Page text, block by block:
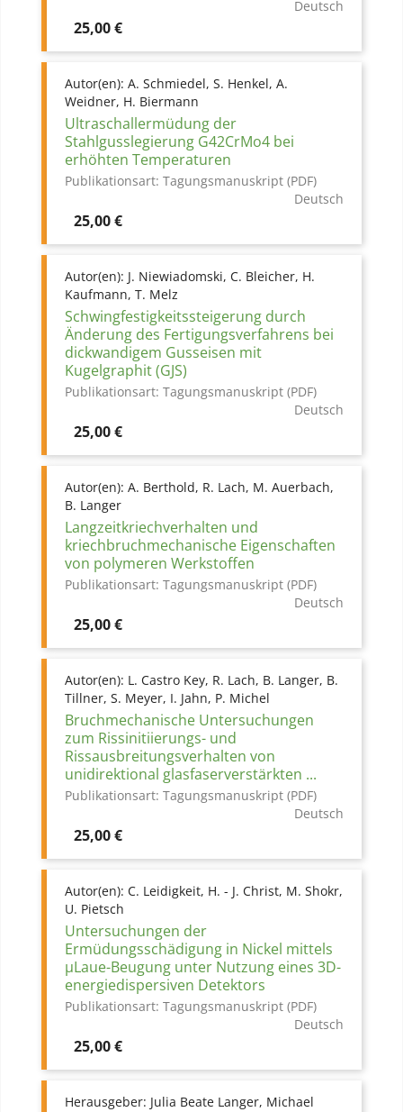
Deutsch
Preis
25,00 €
Autor(en): A. Schmiedel, S. Henkel, A.
Weidner, H. Biermann
Ultraschallermüdung der
Stahlgusslegierung G42CrMo4 bei
erhöhten Temperaturen
Publikationsart: Tagungsmanuskript (PDF)
Deutsch
Preis
25,00 €
Autor(en): J. Niewiadomski, C. Bleicher, H.
Kaufmann, T. Melz
Schwingfestigkeitssteigerung durch
Änderung des Fertigungsverfahrens bei
dickwandigem Gusseisen mit
Kugelgraphit (GJS)
Publikationsart: Tagungsmanuskript (PDF)
Deutsch
Preis
25,00 €
Autor(en): A. Berthold, R. Lach, M. Auerbach,
B. Langer
Langzeitkriechverhalten und
kriechbruchmechanische Eigenschaften
von polymeren Werkstoffen
Publikationsart: Tagungsmanuskript (PDF)
Deutsch
Preis
25,00 €
Autor(en): L. Castro Key, R. Lach, B. Langer, B.
Tillner, S. Meyer, I. Jahn, P. Michel
Bruchmechanische Untersuchungen
zum Rissinitiierungs- und
Rissausbreitungsverhalten von
unidirektional glasfaserverstärkten ...
Publikationsart: Tagungsmanuskript (PDF)
Deutsch
Preis
25,00 €
Autor(en): C. Leidigkeit, H. - J. Christ, M. Shokr,
U. Pietsch
Untersuchungen der
Ermüdungsschädigung in Nickel mittels
µLaue-Beugung unter Nutzung eines 3D-
energiedispersiven Detektors
Publikationsart: Tagungsmanuskript (PDF)
Deutsch
Preis
25,00 €
Herausgeber: Julia Beate Langer, Michael